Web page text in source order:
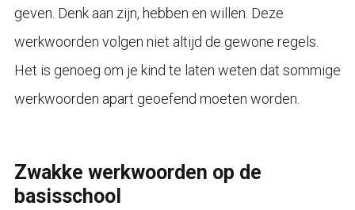
geven. Denk aan zijn, hebben en willen. Deze
werkwoorden volgen niet altijd de gewone regels.
Het is genoeg om je kind te laten weten dat sommige
werkwoorden apart geoefend moeten worden.
Zwakke werkwoorden op de
basisschool